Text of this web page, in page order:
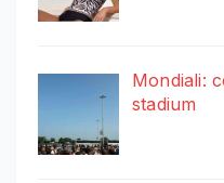
Mondiali:
stadium